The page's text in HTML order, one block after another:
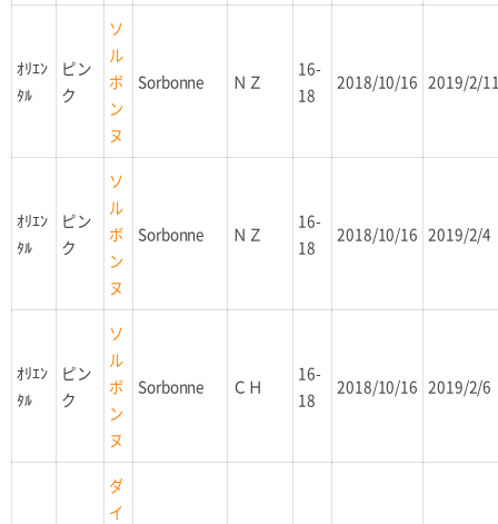
ｵﾘｴﾝ
ﾀﾙ
ピン
ク
ソ
ル
ボ
ン
ヌ
Sorbonne ＮＺ
16-
18
2018/10/16 2019/2/
ｵﾘｴﾝ
ﾀﾙ
ピン
ク
ソ
ル
ボ
ン
ヌ
Sorbonne ＮＺ
16-
18
2018/10/16 2019/2/4
ｵﾘｴﾝ
ﾀﾙ
ピン
ク
ソ
ル
ボ
ン
ヌ
Sorbonne ＣＨ
16-
18
2018/10/16 2019/2/6
ダ
イ